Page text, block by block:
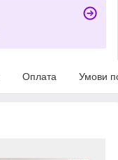
Оплата Умови